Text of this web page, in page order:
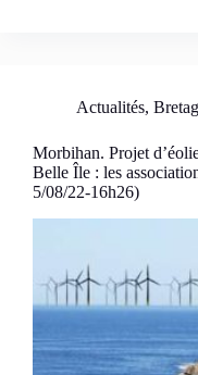
Actualités,
Morbihan. Projet
Belle Île : les
5/08/22-16h26)